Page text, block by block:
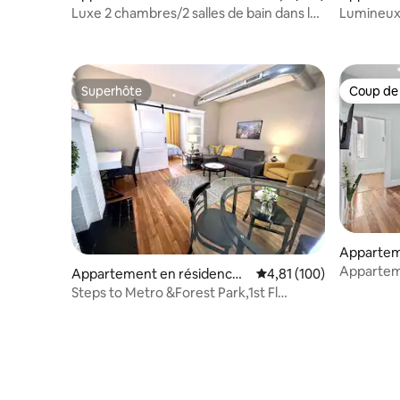
St. Louis
Luxe 2 chambres/2 salles de bain dans le
St. Louis
Superhôte
Superhôte
Appartement en résidence ⋅
St. Louis
Évaluation moyenne
4,81 (100)
Steps to Metro &Forest Park,1st Fl
Coup
Coup
St. Louis